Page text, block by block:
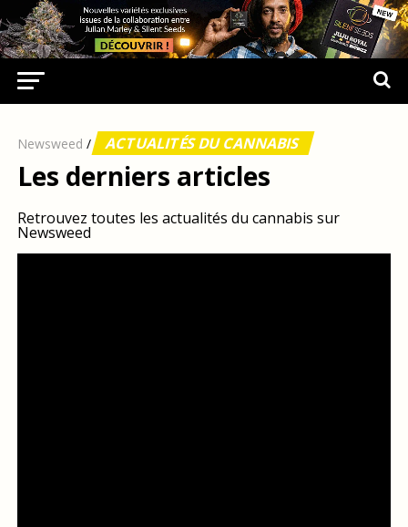
Newsweed / ACTUALITÉS DU CANNABIS
Les derniers articles
Retrouvez toutes les actualités du cannabis sur
Newsweed